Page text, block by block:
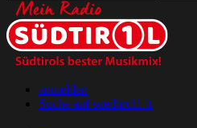
anmelden
Suche auf suedtirol1.it